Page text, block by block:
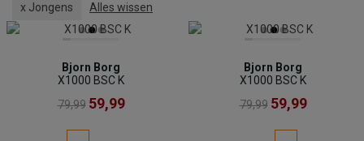
x Jongens Alles wissen
Bjorn Borg
X1000 BSC K
79,99 59,99
Bjorn Borg
X1000 BSC K
79,99 59,99